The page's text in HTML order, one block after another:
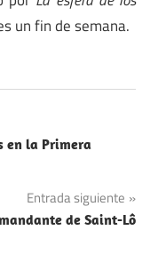
un fin de semana.
en la Primera
Entrada siguiente
de Saint-Lô